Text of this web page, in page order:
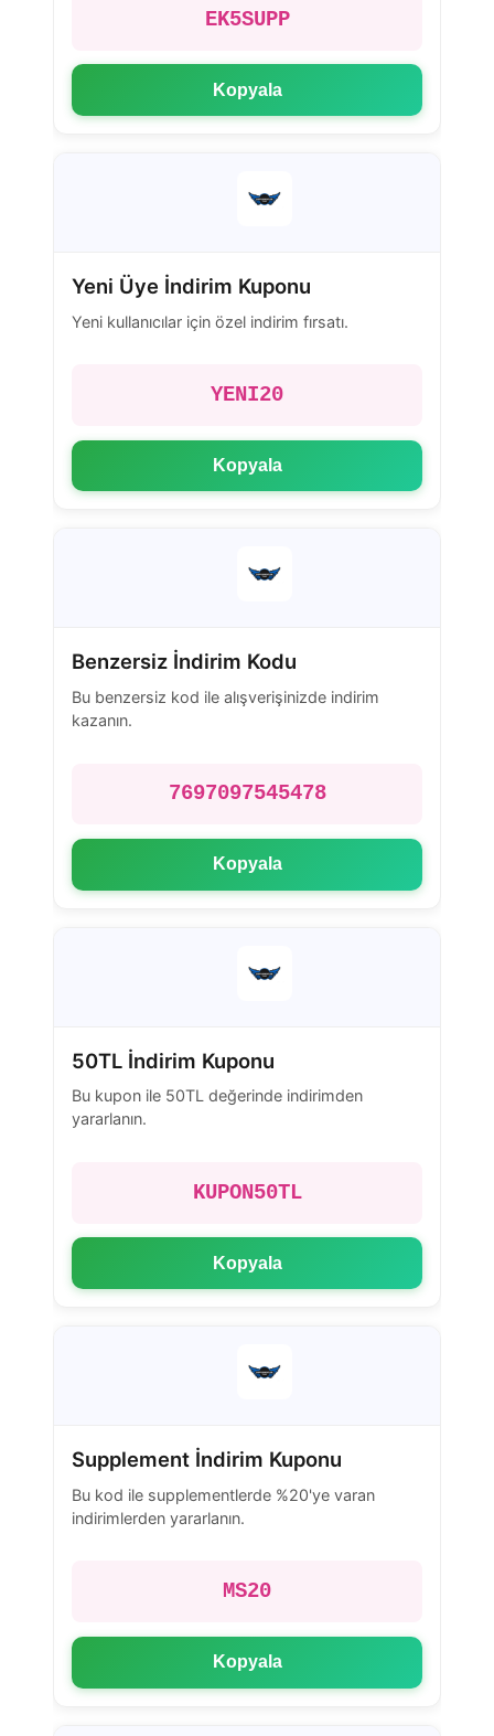
EK5SUPP
Kopyala
Yeni Üye İndirim Kuponu
Yeni kullanıcılar için özel indirim fırsatı.
YENI20
Kopyala
Benzersiz İndirim Kodu
Bu benzersiz kod ile alışverişinizde indirim
kazanın.
7697097545478
Kopyala
50TL İndirim Kuponu
Bu kupon ile 50TL değerinde indirimden
yararlanın.
KUPON50TL
Kopyala
Supplement İndirim Kuponu
Bu kod ile supplementlerde %20'ye varan
indirimlerden yararlanın.
MS20
Kopyala